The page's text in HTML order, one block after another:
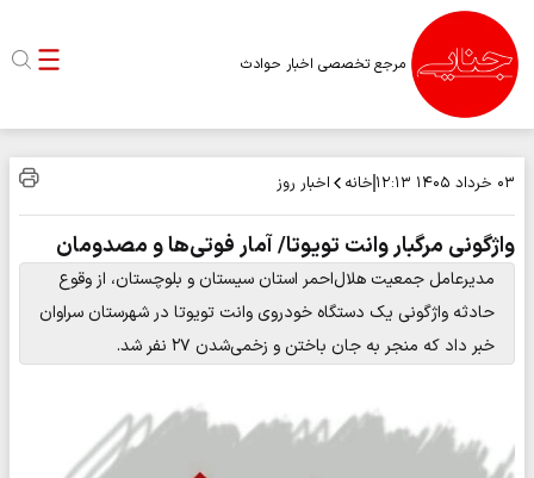
مرجع تخصصی اخبار حوادث
۰۳ خرداد ۱۴۰۵ ۱۲:۱۳ خانه اخبار روز
واژگونی مرگبار وانت تویوتا/ آمار فوتی‌ها و مصدومان
مدیرعامل جمعیت هلال‌احمر استان سیستان و بلوچستان، از وقوع
حادثه واژگونی یک دستگاه خودروی وانت تویوتا در شهرستان سراوان
خبر داد که منجر به جان باختن و زخمی‌شدن ۲۷ نفر شد.